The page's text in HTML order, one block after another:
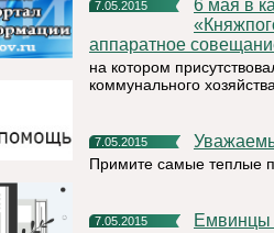
7.05.2015
6 мая в кабинете руководителя администрации МР
аппаратное
на котором
коммунального
7.05.2015
Примите самые теплые
7.05.2015